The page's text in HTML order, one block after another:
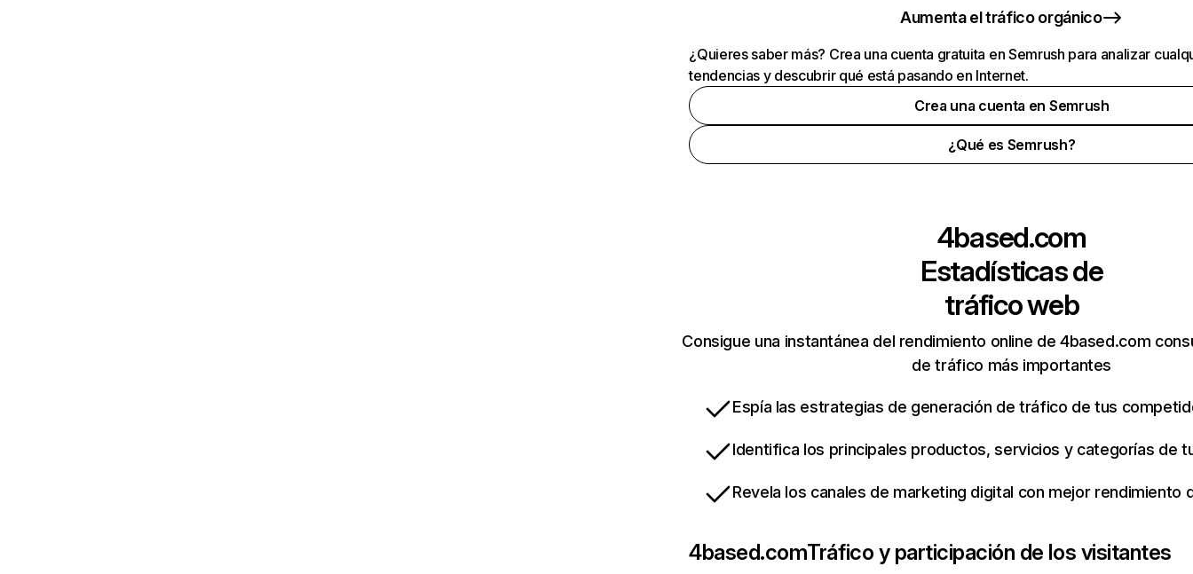
Aumenta el tráfico orgánico
¿Quieres saber más? Crea una cuenta gratuita en Semrush para analizar
tendencias y descubrir qué está pasando en Internet.
Crea una cuenta en Semrush
¿Qué es Semrush?
4based.com
Estadísticas de
tráfico web
Consigue una instantánea del rendimiento online de 4based.com
de tráfico más importantes
Espía las estrategias de generación de tráfico de tus
Identifica los principales productos, servicios y categorías de
Revela los canales de marketing digital con mejor rendimiento
4based.comTráfico y participación de los visitantes